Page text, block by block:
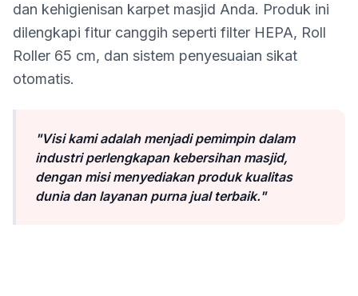
dan kehigienisan karpet masjid Anda. Produk ini
dilengkapi fitur canggih seperti filter HEPA, Roll
Roller 65 cm, dan sistem penyesuaian sikat
otomatis.
"Visi kami adalah menjadi pemimpin dalam
industri perlengkapan kebersihan masjid,
dengan misi menyediakan produk kualitas
dunia dan layanan purna jual terbaik."